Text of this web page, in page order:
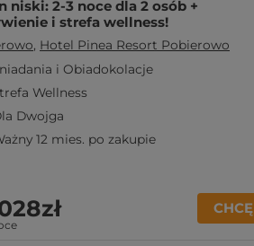
niski: 2-3 noce dla 2 osób +
i strefa wellness!
, Hotel Pinea Resort Pobierowo
i Obiadokolacje
Wellness
Dwojga
12 mies. po zakupie
CHCĘ